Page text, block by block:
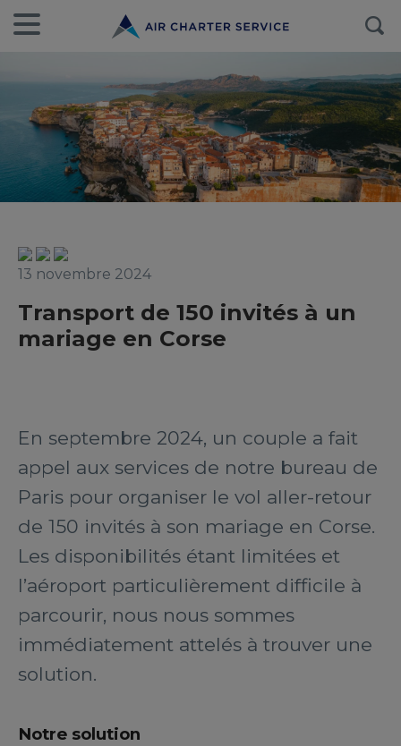
13 novembre 2024
Transport de 150 invités à un
mariage en Corse
En septembre 2024, un couple a fait
appel aux services de notre bureau de
Paris pour organiser le vol aller-retour
de 150 invités à son mariage en Corse.
Les disponibilités étant limitées et
l’aéroport particulièrement difficile à
parcourir, nous nous sommes
immédiatement attelés à trouver une
solution.
Notre solution